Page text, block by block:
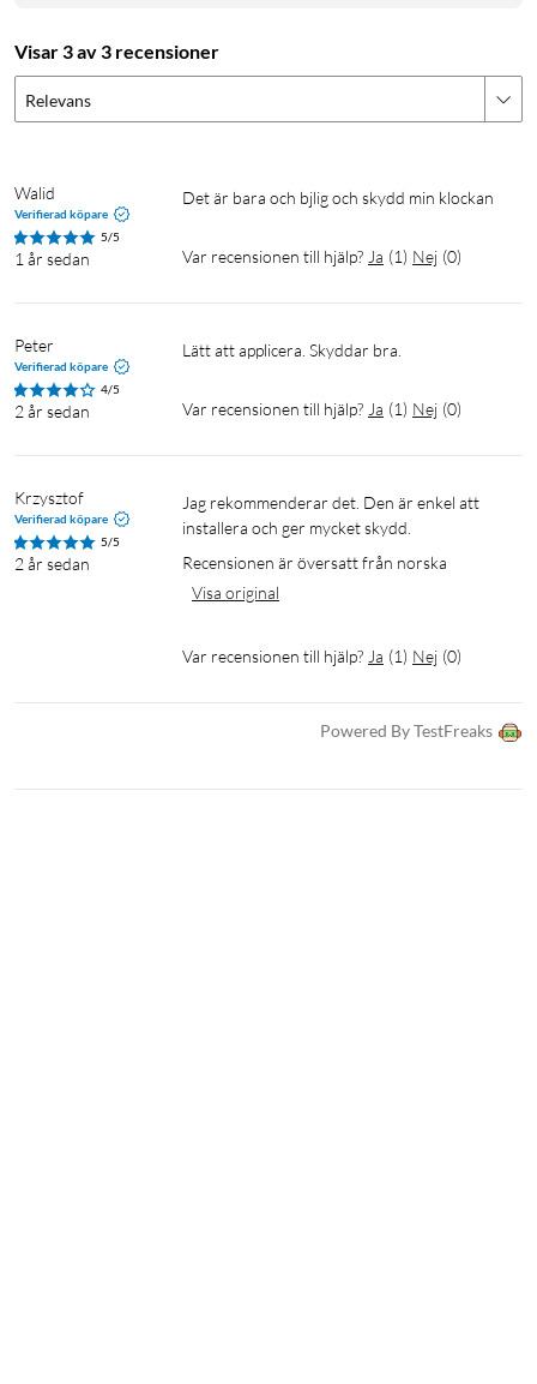
Visar 3 av 3 recensioner
Relevans
Walid
Verifierad köpare
5/5
1 år sedan
Det är bara och bjlig och skydd min klockan
Var recensionen till hjälp? Ja (1) Nej (0)
Peter
Verifierad köpare
4/5
2 år sedan
Lätt att applicera. Skyddar bra.
Var recensionen till hjälp? Ja (1) Nej (0)
Krzysztof
Verifierad köpare
5/5
2 år sedan
Jag rekommenderar det. Den är enkel att
installera och ger mycket skydd.
Recensionen är översatt från norska
Visa original
Var recensionen till hjälp? Ja (1) Nej (0)
Powered By TestFreaks